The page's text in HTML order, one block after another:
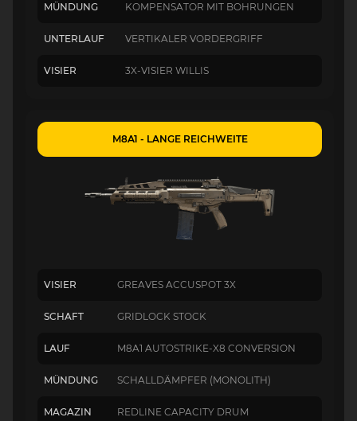
MÜNDUNG KOMPENSATOR MIT BOHRUNGEN
UNTERLAUF VERTIKALER VORDERGRIFF
VISIER 3X-VISIER WILLIS
M8A1 - LANGE REICHWEITE
VISIER GREAVES ACCUSPOT 3X
SCHAFT GRIDLOCK STOCK
LAUF M8A1 AUTOSTRIKE-X8 CONVERSION
MÜNDUNG SCHALLDÄMPFER (MONOLITH)
MAGAZIN REDLINE CAPACITY DRUM